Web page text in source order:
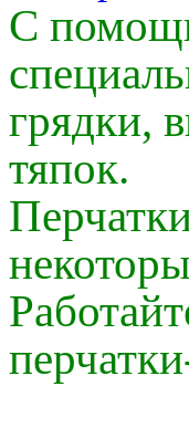
С
грядки,
тяпок.